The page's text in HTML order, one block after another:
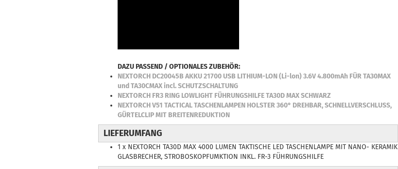
DAZU PASSEND / OPTIONALES ZUBEHÖR:
NEXTORCH DC20045B AKKU 21700 USB LITHIUM-LON (Li-lon) 3.6V 4.800mAh FÜR TA30MAX
und TA30CMAX incl. SCHUTZSCHALTUNG
NEXTORCH FR3 RING LOWLIGHT FÜHRUNGSHILFE TA30D MAX SCHWARZ
NEXTORCH V51 TACTICAL TASCHENLAMPEN HOLSTER 360° DREHBAR, SCHNELLVERSCHLUSS,
GÜRTELCLIP MIT BREITENREDUKTION
LIEFERUMFANG
1 x NEXTORCH TA30D MAX 4000 LUMEN TAKTISCHE LED TASCHENLAMPE MIT NANO- KERAMIK
GLASBRECHER, STROBOSKOPFUMKTION INKL. FR-3 FÜHRUNGSHILFE